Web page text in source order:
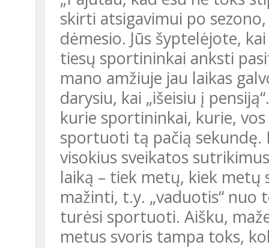
skirti atsigavimui po
dėmesio. Jūs šyptelėjote,
tiesų sportininkai anksti
mano amžiuje jau laikas
darysiu, kai „išeisiu į
kurie sportininkai, kurie,
sportuoti tą pačią
visokius sveikatos
laiką – tiek metų, kiek
mažinti, t.y. „vaduotis“ nuo
turėsi sportuoti. Aišku,
metus svoris tampa toks,